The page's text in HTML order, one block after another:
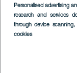
Personalised advertising
research and services
through device scanning,
cookies
Imagen
Listado